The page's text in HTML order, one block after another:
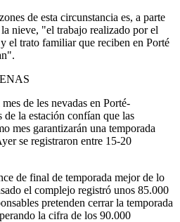
de esta circunstancia es, a parte
nieve, "el trabajo realizado por el
el trato familiar que reciben en Porté
de les nevadas en Porté-
de la estación confían que las
mes garantizarán una temporada
se registraron entre 15-20
de final de temporada mejor de lo
el complejo registró unos 85.000
pretenden cerrar la temporada
la cifra de los 90.000